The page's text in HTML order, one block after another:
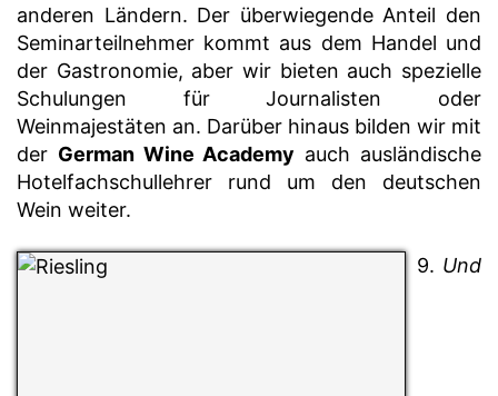
anderen Ländern. Der überwiegende Anteil den
Seminarteilnehmer kommt aus dem Handel und
der Gastronomie, aber wir bieten auch spezielle
Schulungen für Journalisten oder
Weinmajestäten an. Darüber hinaus bilden wir mit
der German Wine Academy auch ausländische
Hotelfachschullehrer rund um den deutschen
Wein weiter.
9. Und